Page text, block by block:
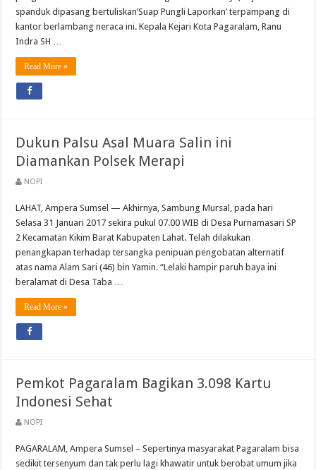
spanduk dipasang bertuliskan’Suap Pungli Laporkan’ terpampang di
kantor berlambang neraca ini. Kepala Kejari Kota Pagaralam, Ranu
Indra SH …
Read More »
Dukun Palsu Asal Muara Salin ini
Diamankan Polsek Merapi
NOPI
LAHAT, Ampera Sumsel — Akhirnya, Sambung Mursal, pada hari
Selasa 31 Januari 2017 sekira pukul 07.00 WIB di Desa Purnamasari SP
2 Kecamatan Kikim Barat Kabupaten Lahat. Telah dilakukan
penangkapan terhadap tersangka penipuan pengobatan alternatif
atas nama Alam Sari (46) bin Yamin. “Lelaki hampir paruh baya ini
beralamat di Desa Taba …
Read More »
Pemkot Pagaralam Bagikan 3.098 Kartu
Indonesi Sehat
NOPI
PAGARALAM, Ampera Sumsel – Sepertinya masyarakat Pagaralam bisa
sedikit tersenyum dan tak perlu lagi khawatir untuk berobat umum jika